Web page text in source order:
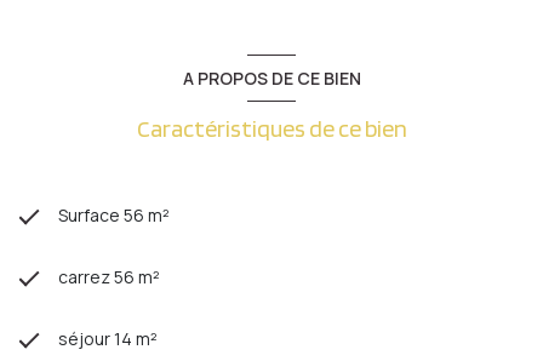
A PROPOS DE CE BIEN
Caractéristiques de ce bien
Surface 56 m²
carrez 56 m²
séjour 14 m²